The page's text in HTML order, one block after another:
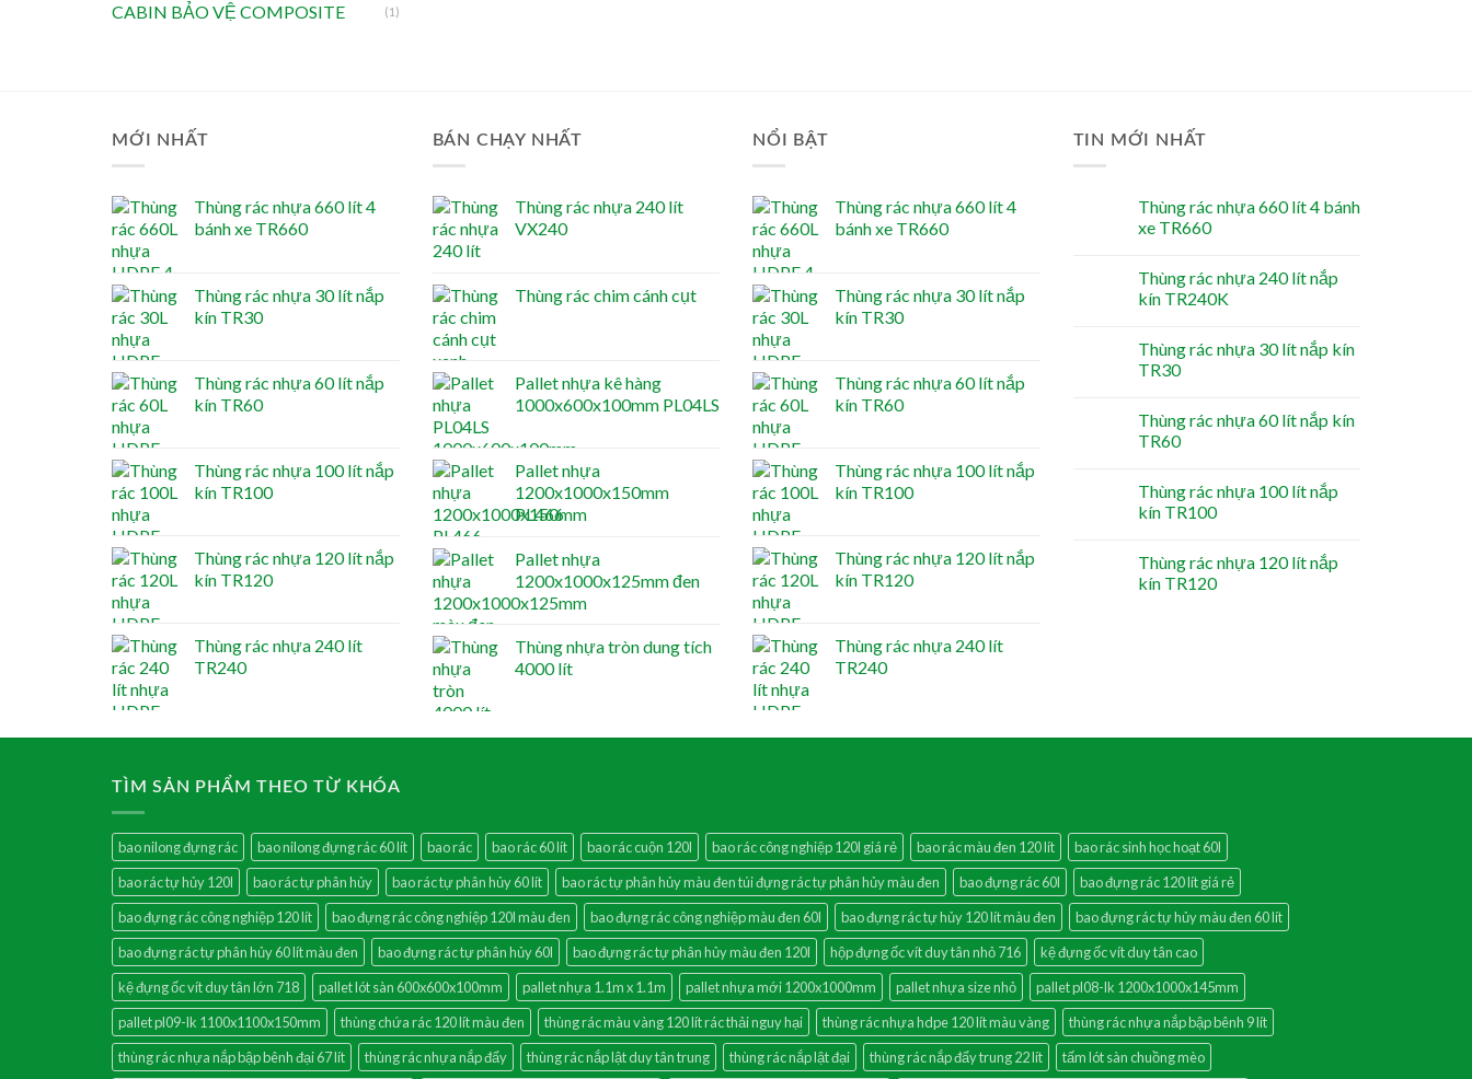
CABIN BẢO VỆ COMPOSITE (1)
MỚI NHẤT
Thùng rác nhựa 660 lít 4
bánh xe TR660
Thùng rác nhựa 30 lít nắp
kín TR30
Thùng rác nhựa 60 lít nắp
kín TR60
Thùng rác nhựa 100 lít nắp
kín TR100
Thùng rác nhựa 120 lít nắp
kín TR120
Thùng rác nhựa 240 lít
TR240
BÁN CHẠY NHẤT
Thùng rác nhựa 240 lít
VX240
Thùng rác chim cánh cụt
Pallet nhựa kê hàng
1000x600x100mm PL04LS
Pallet nhựa
1200x1000x150mm
PL466
Pallet nhựa
1200x1000x125mm đen
Thùng nhựa tròn dung tích
4000 lít
NỔI BẬT
Thùng rác nhựa 660 lít 4
bánh xe TR660
Thùng rác nhựa 30 lít nắp
kín TR30
Thùng rác nhựa 60 lít nắp
kín TR60
Thùng rác nhựa 100 lít nắp
kín TR100
Thùng rác nhựa 120 lít nắp
kín TR120
Thùng rác nhựa 240 lít
TR240
TIN MỚI NHẤT
Thùng rác nhựa 660 lít 4 bánh
xe TR660
Thùng rác nhựa 240 lít nắp
kín TR240K
Thùng rác nhựa 30 lít nắp kín
TR30
Thùng rác nhựa 60 lít nắp kín
TR60
Thùng rác nhựa 100 lít nắp
kín TR100
Thùng rác nhựa 120 lít nắp
kín TR120
TÌM SẢN PHẨM THEO TỪ KHÓA
bao nilong đựng rác bao nilong đựng rác 60 lít bao rác bao rác 60 lít bao rác cuộn 120l bao rác công nghiệp 120l giá rẻ bao rác màu đen 120 lít
bao rác sinh học hoạt 60l
bao rác tự hủy 120l
bao rác tự phân hủy bao rác tự phân hủy 60 lít bao rác tự phân hủy màu đen túi đựng rác tự phân hủy màu đen bao đựng rác 60l
bao đựng rác 120 lít giá rẻ
bao đựng rác công nghiệp 120 lít
bao đựng rác công nghiệp 120l màu đen bao đựng rác công nghiệp màu đen 60l bao đựng rác tự hủy 120 lít màu đen
bao đựng rác tự hủy màu đen 60 lít
bao đựng rác tự phân hủy 60 lít màu đen
bao đựng rác tự phân hủy 60l bao đựng rác tự phân hủy màu đen 120l hộp đựng ốc vít duy tân nhỏ 716
kệ đựng ốc vít duy tân cao
kệ đựng ốc vít duy tân lớn 718
pallet lót sàn 600x600x100mm pallet nhựa 1.1m x 1.1m pallet nhựa mới 1200x1000mm pallet nhựa size nhỏ
pallet pl08-lk 1200x1000x145mm
pallet pl09-lk 1100x1100x150mm
thùng chứa rác 120 lít màu đen thùng rác màu vàng 120 lít rác thải nguy hại thùng rác nhựa hdpe 120 lít màu vàng
thùng rác nhựa nắp bập bênh 9 lít
thùng rác nhựa nắp bập bênh đại 67 lít
thùng rác nhựa nắp đẩy thùng rác nắp lật duy tân trung thùng rác nắp lật đại thùng rác nắp đẩy trung 22 lít tấm lót sàn chuồng mèo